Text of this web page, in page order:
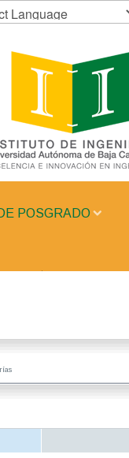
POSGRADO